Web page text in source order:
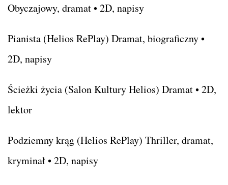
Obyczajowy, dramat • 2D, napisy
Pianista (Helios RePlay) Dramat, biograficzny •
2D, napisy
Ścieżki życia (Salon Kultury Helios) Dramat • 2D,
lektor
Podziemny krąg (Helios RePlay) Thriller, dramat,
kryminał • 2D, napisy